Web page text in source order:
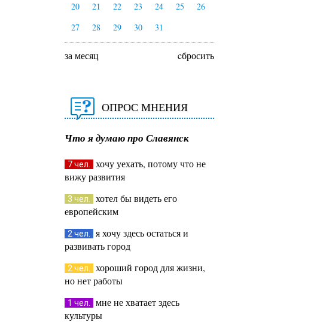
20
21 22 23 24 25
26
27
28 29 30 31
за месяц cбросить
ОПРОС МНЕНИЯ
Что я думаю про Славянск
7 чел.
хочу уехать, потому что не
вижу развития
3 чел.
хотел бы видеть его
европейским
2 чел.
я хочу здесь остаться и
развивать город
2 чел.
хороший город для жизни,
но нет работы
1 чел.
мне не хватает здесь
культуры